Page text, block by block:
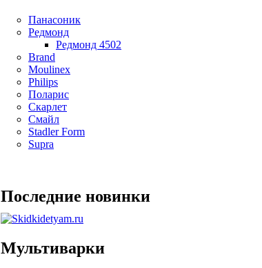
Панасоник
Редмонд
Редмонд 4502
Brand
Moulinex
Philips
Поларис
Скарлет
Смайл
Stadler Form
Supra
Последние новинки
Мультиварки